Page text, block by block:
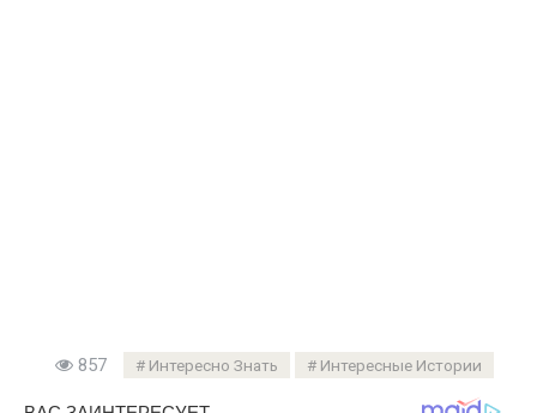
857 Интересно Знать Интересные Истории